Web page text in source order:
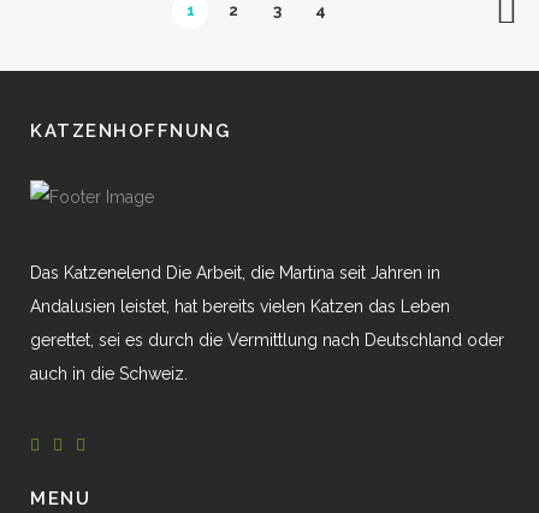
1 2 3 4
KATZENHOFFNUNG
Das Katzenelend Die Arbeit, die Martina seit Jahren in
Andalusien leistet, hat bereits vielen Katzen das Leben
gerettet, sei es durch die Vermittlung nach Deutschland oder
auch in die Schweiz.
MENU